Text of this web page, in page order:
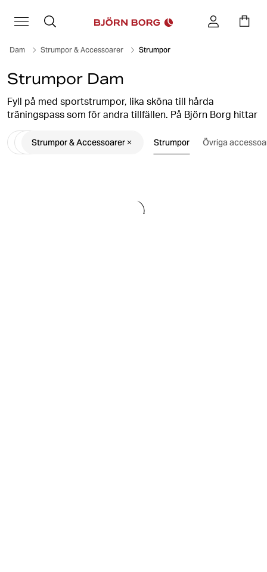
Dam Strumpor & Accessoarer Strumpor
Strumpor Dam
Fyll på med sportstrumpor, lika sköna till hårda
träningspass som för andra tillfällen. På Björn Borg hittar
du flera olika modeller på strumpor för dam. Välj bland
klassiska ankelstrumpor och funktionella sportstrumpor
för träningen. Vi har både längre strumpor och smarta
flerpack. Välj bland olika färger, prints och mönster eller
Strumpor & Accessoarer Strumpor Övriga